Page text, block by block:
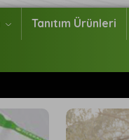
Tanıtım Ürünleri